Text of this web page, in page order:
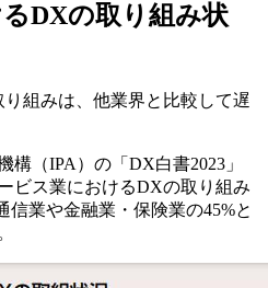
DXの取り組み状
組みは、他業界と比較して遅
構（IPA）の「DX白書2023」
ビス業におけるDXの取り組み
信業や金融業・保険業の45%と